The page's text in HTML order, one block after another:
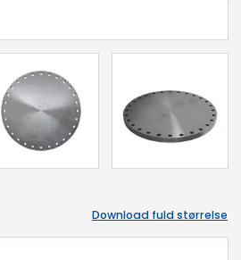
Download fuld størrelse